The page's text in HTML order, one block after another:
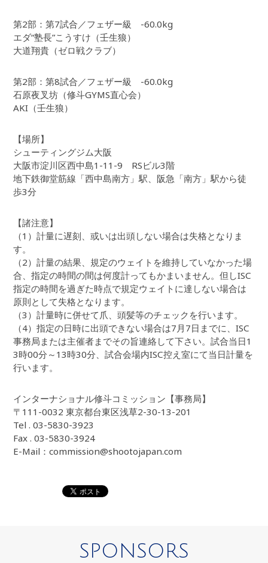
第2部：第7試合／フェザー級 -60.0kg
エダ“塾長”こうすけ（壬生狼）
大道翔貴（ゼロ戦クラブ）
第2部：第8試合／フェザー級 -60.0kg
石原夜叉坊（修斗GYMS直心会）
AKI（壬生狼）
【場所】
シューティングジム大阪
大阪市淀川区西中島1-11-9 RSビル3階
地下鉄御堂筋線「西中島南方」駅、阪急「南方」駅から徒
歩3分
【諸注意】
（1）計量に遅刻、或いは出頭しない場合は失格となりま
す。
（2）計量の結果、規定のウェイトを維持していなかった場
合、指定の時間の間は何度計ってもかまいません。但しISC
指定の時間を過ぎた時点で規定ウェイトに達しない場合は
原則として失格となります。
（3）計量時に併せて爪、頭髪等のチェックを行います。
（4）指定の日時に出頭できない場合は7月7日までに、ISC
事務局または主催者までその旨連絡して下さい。試合当日1
3時00分～13時30分、試合会場内ISC控え室にて当日計量を
行います。
インターナショナル修斗コミッション【事務局】
〒111-0032 東京都台東区浅草2-30-13-201
Tel . 03-5830-3923
Fax . 03-5830-3924
E-Mail：commission@shootojapan.com
SPONSORS